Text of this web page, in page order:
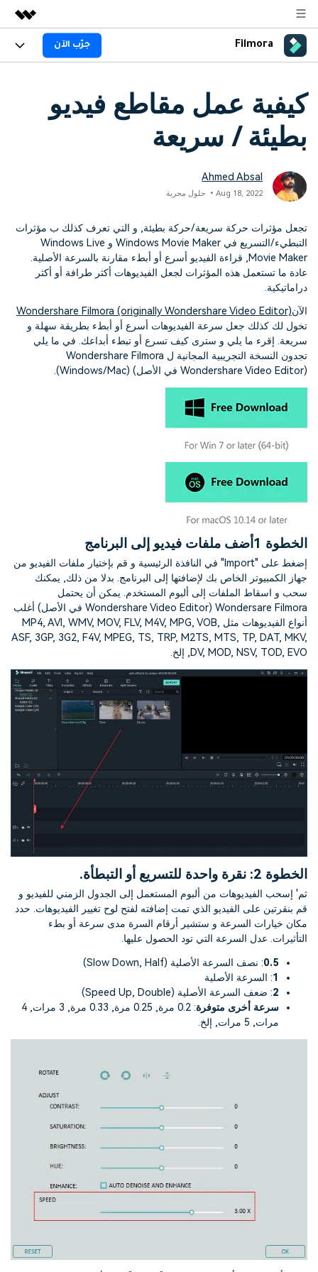
المنتجات المميزة
منتجات إدارة البيانات
نظرة عامة
من نحن
غرفة الأخبار
المتجر
الدعم
Filmora جرّب الآن
المنصات
الميزات
AI
Filmora AIالجيل القادم من التحرير بالذكاء الاصطناعي
معلومات الذكاء الاصطناعي
الحلول
Filmora لـ
المصادر
سلسلة دورات: Master
Class
تطوير مهاراتك في تحرير
الفيديوهات المتقدمة خطوة
برنامج الانجازات من
Filmora
احصل على شارات الانجازات
رؤى التحرير
تعلم المعرفة الأساسية في تحرير
الفيديو
إنشاء تأثيرات خاصة بنفسك
اكتشف كيفية إنشاء تأثيرات خاصة
Blog
مركز الدعم
البدء
دعم العملاء
حول
استكشاف
التعاون
جرّب FILMORA اشتر الآنتسجيل الدخول
search
كيفية عمل مقاطع فيديو
بطيئة / سريعة
Ahmed Absal
Aug 18, 2022• حلول مجربة
تجعل مؤثرات حركة سريعة/حركة بطيئة, و التي تعرف كذلك ب مؤثرات
التبطيء/التسريع في Windows Movie Maker و Windows Live
Movie Maker, قراءة الفيديو أسرع أو أبطء مقارنة بالسرعة الأصلية.
عادة ما تستعمل هذه المؤثرات لجعل الفيديوهات أكثر طرافة أو أكثر
دراماتيكية.
الآنWondershare Filmora (originally Wondershare Video Editor)
تخول لك كذلك جعل سرعة الفيديوهات أسرع أو أبطء بطريقة سهلة و
سريعة. إقرء ما يلي و سترى كيف تسرع أو تبطء أبداعك. في ما يلي
تجدون النسخة التجريبية المجانية ل Wondershare Filmora
(Wondershare Video Editor في الأصل) (Windows/Mac).
الخطوة 1 أضف ملفات فيديو إلى البرنامج
إضغط على "Import" في النافذة الرئيسية و قم بإختيار ملفات الفيديو من
جهاز الكمبيوتر الخاص بك لإضافتها إلى البرنامج. بدلا من ذلك, يمكنك
سحب و اسقاط الملفات إلى ألبوم المستخدم. يمكن أن يحتمل
Wondersare Filmora (Wondershare Video Editor في الأصل) أغلب
أنواع الفيديوهات مثل MP4, AVI, WMV, MOV, FLV, M4V, MPG, VOB,
ASF, 3GP, 3G2, F4V, MPEG, TS, TRP, M2TS, MTS, TP, DAT, MKV,
DV, MOD, NSV, TOD, EVO, إلخ.
الخطوة 2: نقرة واحدة للتسريع أو التبطأة.
ثم' إسحب الفيديوهات من ألبوم المستعمل إلى الجدول الزمني للفيديو و
قم بنقرتين على الفيديو الذي تمت إضافته لفتح لوح تغيير الفيديوهات. حدد
مكان خيارات السرعة و ستشير أرقام السرة مدى سرعة أو بطء
التأثيرات. عدل السرعة التي تود الحصول عليها.
0.5: نصف السرعة الأصلية (Slow Down, Half)
1: السرعة الأصلية
2: ضعف السرعة الأصلية (Speed Up, Double)
سرعة أخرى متوفرة
: 0.2 مرة, 0.25 مرة, 0.33 مرة, 3 مرات, 4
مرات, 5 مرات, إلخ.